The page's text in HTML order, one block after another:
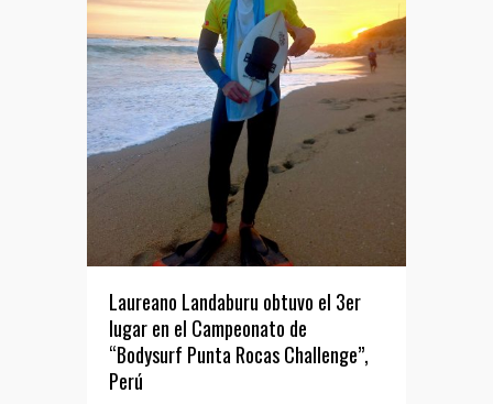
Laureano Landaburu obtuvo el 3er
lugar en el Campeonato de
“Bodysurf Punta Rocas Challenge”,
Perú